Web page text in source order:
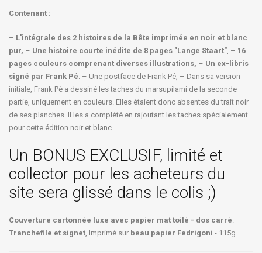
Contenant :
– L'intégrale des 2 histoires de la Bête imprimée en noir et blanc
pur, – Une histoire courte inédite de 8 pages "Lange Staart", – 16
pages couleurs comprenant diverses illustrations, – Un ex-libris
signé par Frank Pé. – Une postface de Frank Pé, – Dans sa version
initiale, Frank Pé a dessiné les taches du marsupilami de la seconde
partie, uniquement en couleurs. Elles étaient donc absentes du trait noir
de ses planches. Il les a complété en rajoutant les taches spécialement
pour cette édition noir et blanc.
Un BONUS EXCLUSIF, limité et
collector pour les acheteurs du
site sera glissé dans le colis ;)
Couverture cartonnée luxe avec papier mat toilé - dos carré.
Tranchefile et signet, Imprimé sur beau papier Fedrigoni - 115g.